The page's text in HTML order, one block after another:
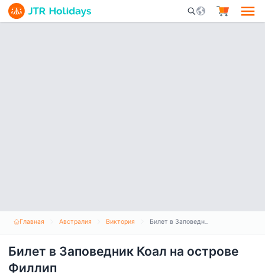
Mobile Search
Главная Австралия Виктория Билет в Заповедник Коал на острове Филлип
Билет в Заповедник Коал на острове
Филлип